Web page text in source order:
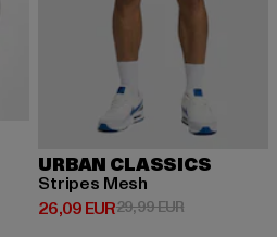
22,99 EUR
URBAN CLASSICS
Stripes Mesh
26,09 EUR
Derzeitiger Preis: 26,09 EUR
29,99 EURAktionspreis: